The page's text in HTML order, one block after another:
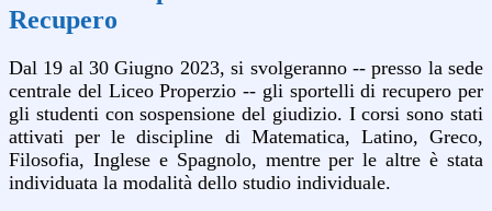
Recupero
Dal 19 al 30 Giugno 2023, si svolgeranno -- presso la sede
centrale del Liceo Properzio -- gli sportelli di recupero per
gli studenti con sospensione del giudizio. I corsi sono stati
attivati per le discipline di Matematica, Latino, Greco,
Filosofia, Inglese e Spagnolo, mentre per le altre è stata
individuata la modalità dello studio individuale.